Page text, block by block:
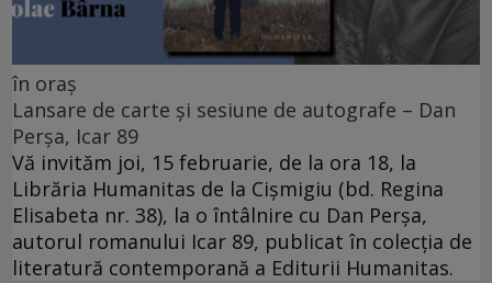
în oraș
Lansare de carte și sesiune de autografe – Dan
Perșa, Icar 89
Vă invităm joi, 15 februarie, de la ora 18, la
Librăria Humanitas de la Cişmigiu (bd. Regina
Elisabeta nr. 38), la o întâlnire cu Dan Perșa,
autorul romanului Icar 89, publicat în colecția de
literatură contemporană a Editurii Humanitas.